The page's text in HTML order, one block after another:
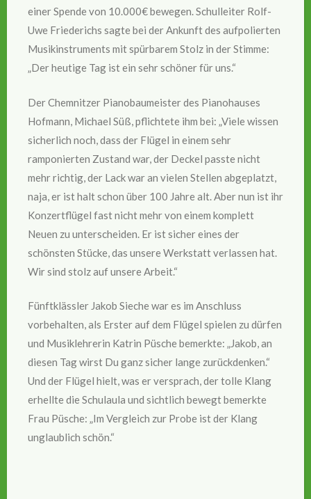
einer Spende von 10.000€ bewegen. Schulleiter Rolf-
Uwe Friederichs sagte bei der Ankunft des aufpolierten
Musikinstruments mit spürbarem Stolz in der Stimme:
„Der heutige Tag ist ein sehr schöner für uns.“
Der Chemnitzer Pianobaumeister des Pianohauses
Hofmann, Michael Süß, pflichtete ihm bei: „Viele wissen
sicherlich noch, dass der Flügel in einem sehr
ramponierten Zustand war, der Deckel passte nicht
mehr richtig, der Lack war an vielen Stellen abgeplatzt,
naja, er ist halt schon über 100 Jahre alt. Aber nun ist ihr
Konzertflügel fast nicht mehr von einem komplett
Neuen zu unterscheiden. Er ist sicher eines der
schönsten Stücke, das unsere Werkstatt verlassen hat.
Wir sind stolz auf unsere Arbeit.“
Fünftklässler Jakob Sieche war es im Anschluss
vorbehalten, als Erster auf dem Flügel spielen zu dürfen
und Musiklehrerin Katrin Püsche bemerkte: „Jakob, an
diesen Tag wirst Du ganz sicher lange zurückdenken.“
Und der Flügel hielt, was er versprach, der tolle Klang
erhellte die Schulaula und sichtlich bewegt bemerkte
Frau Püsche: „Im Vergleich zur Probe ist der Klang
unglaublich schön.“